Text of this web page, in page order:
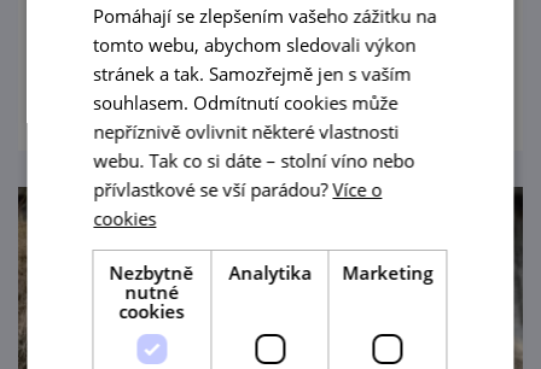
atmosféry.
prohlédnout
Pomáhají se zlepšením vašeho zážitku na
tomto webu, abychom sledovali výkon
stránek a tak. Samozřejmě jen s vaším
souhlasem. Odmítnutí cookies může
nepříznivě ovlivnit některé vlastnosti
webu. Tak co si dáte – stolní víno nebo
přívlastkové se vší parádou?Více o
cookies
Nezbytně
nutné
cookies
Analytika Marketing